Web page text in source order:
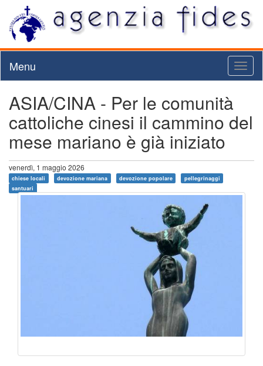
Menu
ASIA/CINA - Per le comunità
cattoliche cinesi il cammino del
mese mariano è già iniziato
venerdì, 1 maggio 2026
chiese locali devozione mariana devozione popolare
pellegrinaggi
santuari